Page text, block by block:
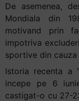
De asemenea,
Mondiala din
motivand prin
impotriva
sportive din
Istoria recenta a
incepe pe 6
castigat-o cu 27-